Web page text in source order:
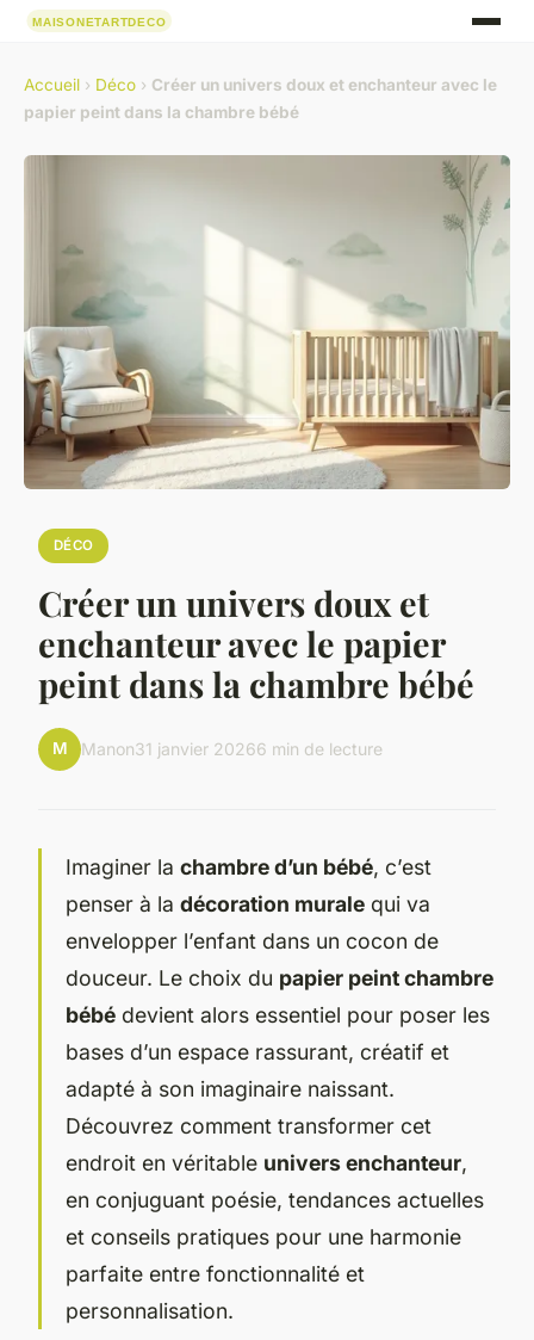
Accueil › Déco › Créer un univers doux et enchanteur avec le
papier peint dans la chambre bébé
DÉCO
Créer un univers doux et
enchanteur avec le papier
peint dans la chambre bébé
M Manon31 janvier 20266 min de lecture
Imaginer la chambre d’un bébé, c’est
penser à la décoration murale qui va
envelopper l’enfant dans un cocon de
douceur. Le choix du papier peint chambre
bébé devient alors essentiel pour poser les
bases d’un espace rassurant, créatif et
adapté à son imaginaire naissant.
Découvrez comment transformer cet
endroit en véritable univers enchanteur,
en conjuguant poésie, tendances actuelles
et conseils pratiques pour une harmonie
parfaite entre fonctionnalité et
personnalisation.